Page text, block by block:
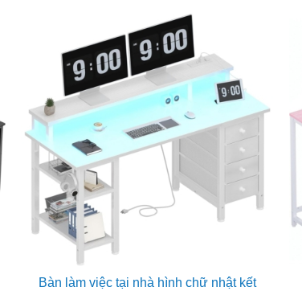
Bàn làm việc tại nhà hình chữ nhật kết